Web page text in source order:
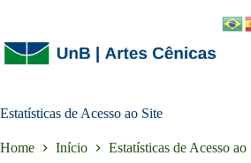
Estatísticas de Acesso ao Site
Home Início Estatísticas de Acesso ao